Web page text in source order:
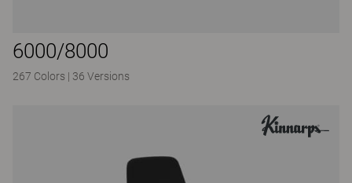
6000/8000
267 Colors | 36 Versions